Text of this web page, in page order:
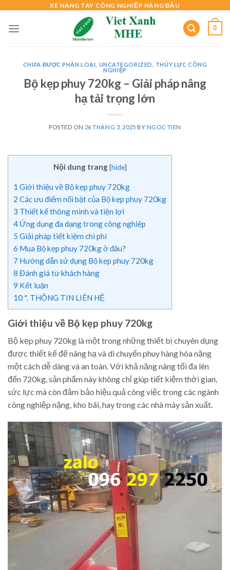
content
XE NÂNG TAY CÔNG NGHIỆP HÀNG ĐẦU
0
CHƯA ĐƯỢC PHÂN LOẠI UNCATEGORIZED
THỦY LỰC CÔNG
NGHIỆP
Bộ kẹp phuy 720kg – Giải pháp nâng
hạ tải trọng lớn
POSTED ON 26 THÁNG 3, 2025 BY NGOC TIEN
Nội dung trang [hide]
1 Giới thiệu về Bộ kẹp phuy 720kg
2 Các ưu điểm nổi bật của Bộ kẹp phuy 720kg
3 Thiết kế thông minh và tiện lợi
4 Ứng dụng đa dạng trong công nghiệp
5 Giải pháp tiết kiệm chi phí
6 Mua Bộ kẹp phuy 720kg ở đâu?
7 Hướng dẫn sử dụng Bộ kẹp phuy 720kg
8 Đánh giá từ khách hàng
9 Kết luận
10 *. THÔNG TIN LIÊN HỆ
Giới thiệu về Bộ kẹp phuy 720kg
Bộ kẹp phuy 720kg là một trong những thiết bị chuyên dụng
được thiết kế để nâng hạ và di chuyển phuy hàng hóa nặng
một cách dễ dàng và an toàn. Với khả năng nâng tối đa lên
đến 720kg, sản phẩm này không chỉ giúp tiết kiệm thời gian,
sức lực mà còn đảm bảo hiệu quả công việc trong các ngành
công nghiệp nặng, kho bãi, hay trong các nhà máy sản xuất.